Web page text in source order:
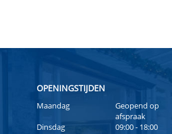
OPENINGSTIJDEN
Maandag
Geopend op
afspraak
Dinsdag
09:00 - 18:00